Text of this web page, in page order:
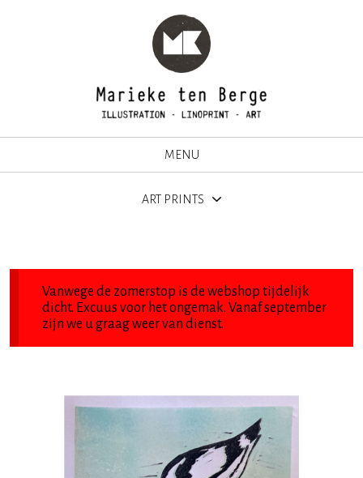
MENU
ART PRINTS
Vanwege de zomerstop is de webshop tijdelijk
dicht. Excuus voor het ongemak. Vanaf september
zijn we u graag weer van dienst.